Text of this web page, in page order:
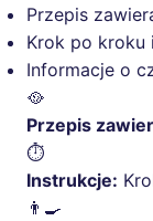
Przepis
Krok po kroku
Informacje o
🥘
Przepis
⏱️
Instrukcje:
👨‍🍳